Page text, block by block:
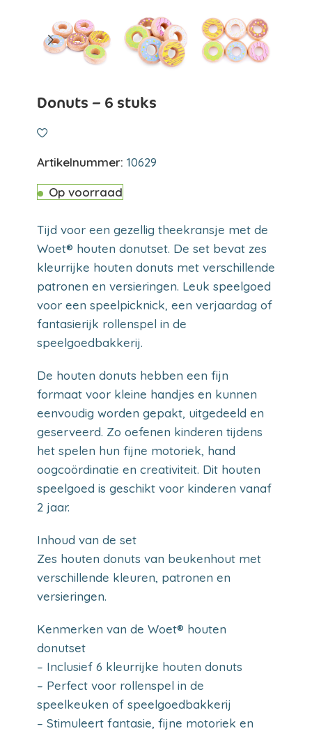
Donuts – 6 stuks
Artikelnummer: 10629
Op voorraad
Tijd voor een gezellig theekransje met de
Woet® houten donutset. De set bevat zes
kleurrijke houten donuts met verschillende
patronen en versieringen. Leuk speelgoed
voor een speelpicknick, een verjaardag of
fantasierijk rollenspel in de
speelgoedbakkerij.
De houten donuts hebben een fijn
formaat voor kleine handjes en kunnen
eenvoudig worden gepakt, uitgedeeld en
geserveerd. Zo oefenen kinderen tijdens
het spelen hun fijne motoriek, hand
oogcoördinatie en creativiteit. Dit houten
speelgoed is geschikt voor kinderen vanaf
2 jaar.
Inhoud van de set
Zes houten donuts van beukenhout met
verschillende kleuren, patronen en
versieringen.
Kenmerken van de Woet® houten
donutset
– Inclusief 6 kleurrijke houten donuts
– Perfect voor rollenspel in de
speelkeuken of speelgoedbakkerij
– Stimuleert fantasie, fijne motoriek en